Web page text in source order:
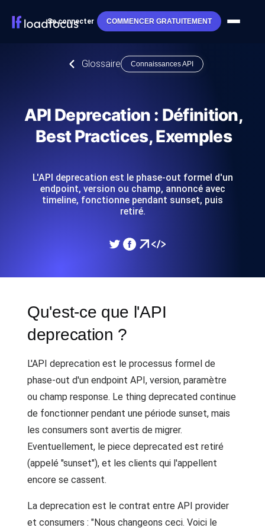
Se connecter COMMENCER GRATUITEMENT
Glossaire Connaissances API
API Deprecation : Définition,
Best Practices, Exemples
L'API deprecation est le phase-out formel d'un
endpoint, version ou champ, annoncé avec
timeline, fonctionne pendant sunset, puis
retiré.
Qu'est-ce que l'API
deprecation ?
L'API deprecation est le processus formel de
phase-out d'un endpoint API, version, paramètre
ou champ response. Le thing deprecated continue
de fonctionner pendant une période sunset, mais
les consumers sont avertis de migrer.
Eventuellement, le piece deprecated est retiré
(appelé "sunset"), et les clients qui l'appellent
encore se cassent.
La deprecation est le contrat entre API provider
et consumers : "Nous changeons ceci. Voici le